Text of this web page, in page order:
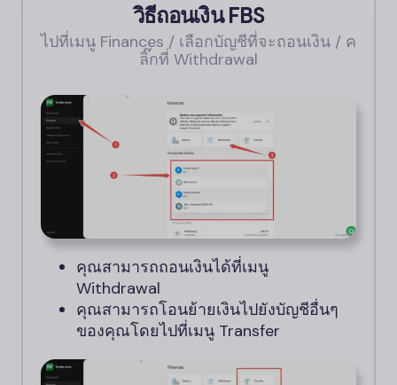
วิธีถอนเงินFBS
ไปที่เมนู Finances / เลือกบัญชีที่จะถอนเงิน / ค
ลิ๊กที่ Withdrawal
คุณสามารถถอนเงินได้ที่เมนู
Withdrawal
คุณสามารถโอนย้ายเงินไปยังบัญชีอื่นๆ
ของคุณโดยไปที่เมนู Transfer